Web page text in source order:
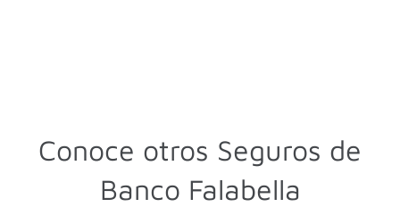
Conoce otros Seguros de
Banco Falabella